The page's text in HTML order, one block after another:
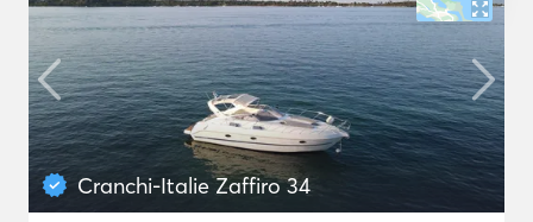
Cranchi-Italie Zaffiro 34